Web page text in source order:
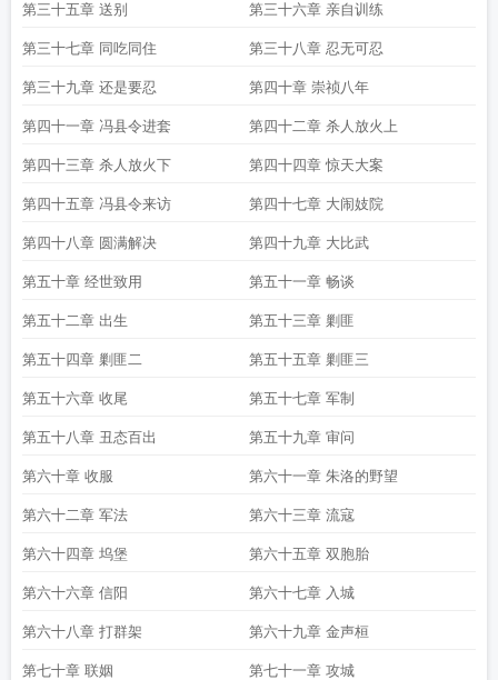
第三十五章 送别 第三十六章 亲自训练
第三十七章 同吃同住 第三十八章 忍无可忍
第三十九章 还是要忍 第四十章 崇祯八年
第四十一章 冯县令进套 第四十二章 杀人放火上
第四十三章 杀人放火下 第四十四章 惊天大案
第四十五章 冯县令来访 第四十七章 大闹妓院
第四十八章 圆满解决 第四十九章 大比武
第五十章 经世致用 第五十一章 畅谈
第五十二章 出生 第五十三章 剿匪
第五十四章 剿匪二 第五十五章 剿匪三
第五十六章 收尾 第五十七章 军制
第五十八章 丑态百出 第五十九章 审问
第六十章 收服 第六十一章 朱洛的野望
第六十二章 军法 第六十三章 流寇
第六十四章 坞堡 第六十五章 双胞胎
第六十六章 信阳 第六十七章 入城
第六十八章 打群架 第六十九章 金声桓
第七十章 联姻 第七十一章 攻城